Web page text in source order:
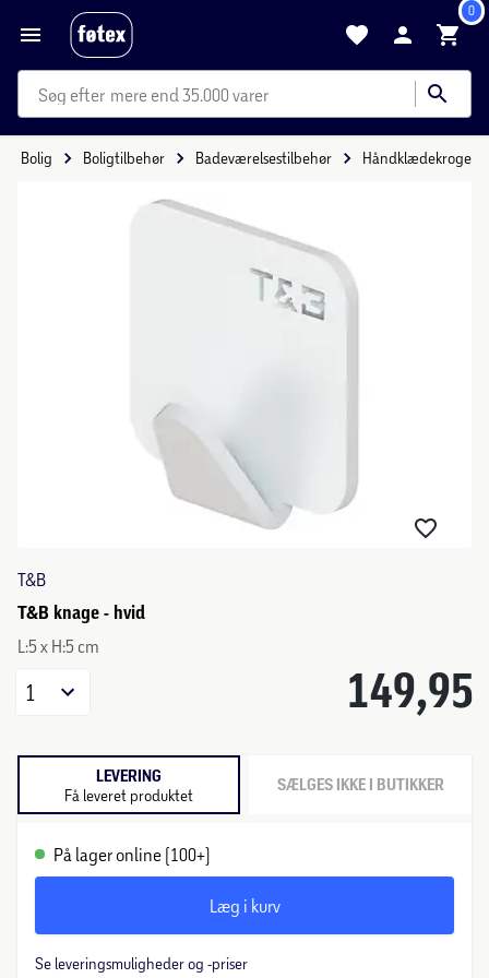
0
mere end 35.000 varer
Bolig Boligtilbehør Badeværelsestilbehør Håndklædekroge
T&B
T&B knage - hvid
L:5 x H:5 cm
149,95
1
LEVERING
Få leveret produktet SÆLGES IKKE I BUTIKKER
På lager online (100+)
Læg i kurv
Se leveringsmuligheder og -priser